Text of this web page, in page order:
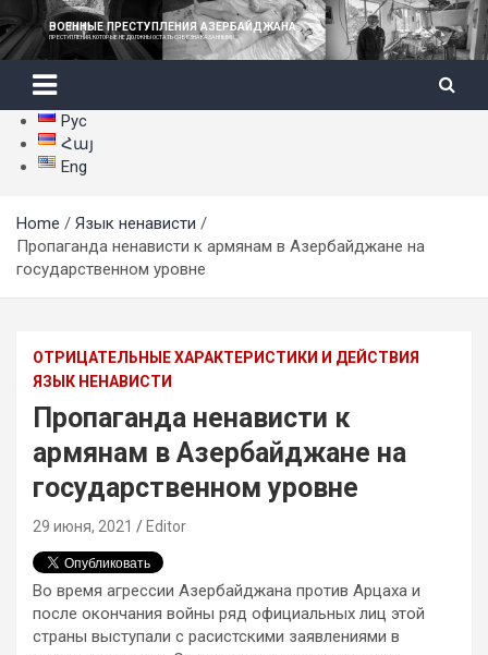
to
content
ВОЕННЫЕ ПРЕСТУПЛЕНИЯ АЗЕРБАЙДЖАНА
ПРЕСТУПЛЕНИЯ, КОТОРЫЕ НЕ ДОЛЖНЫ ОСТАТЬСЯ БЕЗНАКАЗАННЫМИ
Рус
Հայ
Eng
Home
Язык ненависти
Пропаганда ненависти к армянам в Азербайджане на
государственном уровне
ОТРИЦАТЕЛЬНЫЕ ХАРАКТЕРИСТИКИ И ДЕЙСТВИЯ
ЯЗЫК НЕНАВИСТИ
Пропаганда ненависти к
армянам в Азербайджане на
государственном уровне
29 июня, 2021 Editor
Во время агрессии Азербайджана против Арцаха и
после окончания войны ряд официальных лиц этой
страны выступали с расистскими заявлениями в